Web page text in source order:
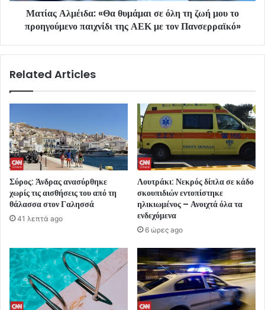
Ματίας Αλμέιδα: «Θα θυμάμαι σε όλη τη ζωή μου το
προηγούμενο παιχνίδι της ΑΕΚ με τον Πανσερραϊκό»
Related Articles
Σύρος: Άνδρας ανασύρθηκε
χωρίς τις αισθήσεις του από τη
θάλασσα στον Γαλησσά
41 λεπτά ago
Λουτράκι: Νεκρός δίπλα σε κάδο
σκουπιδιών εντοπίστηκε
ηλικιωμένος – Ανοιχτά όλα τα
ενδεχόμενα
6 ώρες ago